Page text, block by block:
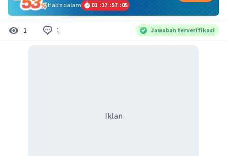
Habis dalam
01 :17 :57 :04
1 1 Jawaban terverifikasi
Iklan